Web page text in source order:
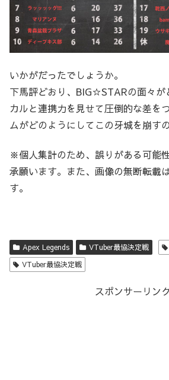
いかがだったでしょうか。
下馬評どおり、BIG☆STARの面々が
カルと連携力を見せて圧倒的な差を
ムがどのようにしてこの牙城を崩す
※個人集計のため、誤りがある可能
承願います。また、画像の無断転載
す。
Apex Legends VTuber最協決定戦
VTuber最協決定戦
スポンサーリンク